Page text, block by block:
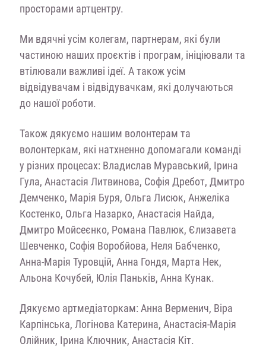
просторами артцентру.
Ми вдячні усім колегам, партнерам, які були
частиною наших проєктів і програм, ініціювали та
втілювали важливі ідеї. А також усім
відвідувачам і відвідувачкам, які долучаються
до нашої роботи.
Також дякуємо нашим волонтерам та
волонтеркам, які натхненно допомагали команді
у різних процесах: Владислав Муравський, Ірина
Гула, Анастасія Литвинова, Софія Дребот, Дмитро
Демченко, Марія Буря, Ольга Лисюк, Анжеліка
Костенко, Ольга Назарко, Анастасія Найда,
Дмитро Мойсеєнко, Романа Павлюк, Єлизавета
Шевченко, Софія Воробйова, Неля Бабченко,
Анна-Марія Туровцій, Анна Гондя, Марта Нек,
Альона Кочубей, Юлія Паньків, Анна Кунак.
Дякуємо артмедіаторкам: Анна Верменич, Віра
Карпінська, Логінова Катерина, Анастасія-Марія
Олійник, Ірина Ключник, Анастасія Кіт.